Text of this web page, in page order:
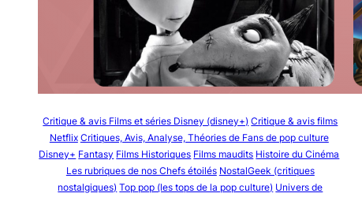
Critique & avis Films et séries Disney (disney+) Critique & avis films
Netflix Critiques, Avis, Analyse, Théories de Fans de pop culture
Disney+ Fantasy Films Historiques Films maudits Histoire du Cinéma
Les rubriques de nos Chefs étoilés NostalGeek (critiques
nostalgiques) Top pop (les tops de la pop culture) Univers de